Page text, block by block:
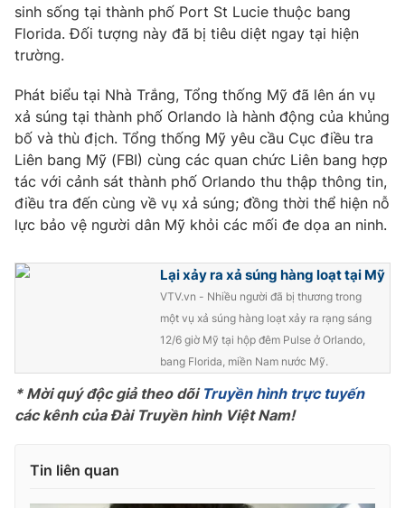
Tư vấn
Chuyên mục khác
Photo Infographic
Video Shorts video
VTV Money
Bất động sản
Tấm lòng Việt
VTV4 Vươn mình bằng AI
Liên hệ tòa soạn English
sinh sống tại thành phố Port St Lucie thuộc bang
Florida. Đối tượng này đã bị tiêu diệt ngay tại hiện
trường.
Phát biểu tại Nhà Trắng, Tổng thống Mỹ đã lên án vụ
xả súng tại thành phố Orlando là hành động của khủng
bố và thù địch. Tổng thống Mỹ yêu cầu Cục điều tra
Liên bang Mỹ (FBI) cùng các quan chức Liên bang hợp
tác với cảnh sát thành phố Orlando thu thập thông tin,
điều tra đến cùng về vụ xả súng; đồng thời thể hiện nỗ
lực bảo vệ người dân Mỹ khỏi các mối đe dọa an ninh.
Lại xảy ra xả súng hàng loạt tại Mỹ
VTV.vn - Nhiều người đã bị thương trong
một vụ xả súng hàng loạt xảy ra rạng sáng
12/6 giờ Mỹ tại hộp đêm Pulse ở Orlando,
bang Florida, miền Nam nước Mỹ.
* Mời quý độc giả theo dõi Truyền hình trực tuyến
các kênh của Đài Truyền hình Việt Nam!
Tin liên quan